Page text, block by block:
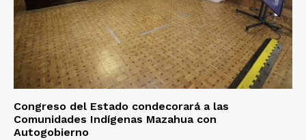
Congreso del Estado condecorará a las
Comunidades Indígenas Mazahua con
Autogobierno